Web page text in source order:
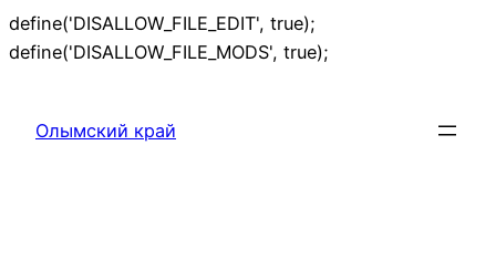
define('DISALLOW_FILE_EDIT', true);
define('DISALLOW_FILE_MODS', true);
Олымский край